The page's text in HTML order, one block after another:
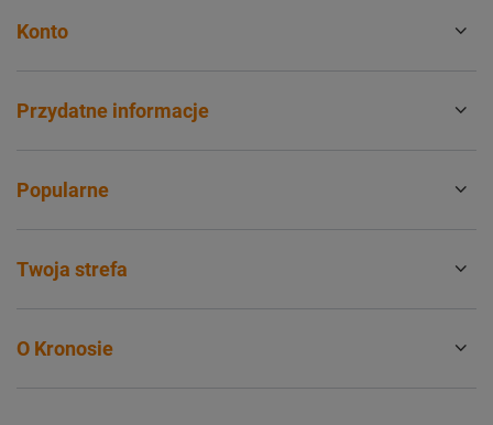
Konto
Przydatne informacje
Popularne
Twoja strefa
O Kronosie